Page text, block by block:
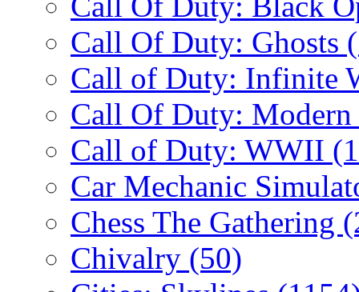
Call Of Duty: Ghosts
Call of Duty: Infinite
Call Of Duty:
Call of Duty: WWII
Car Mechanic
Chess The Gathering
Chivalry (50)